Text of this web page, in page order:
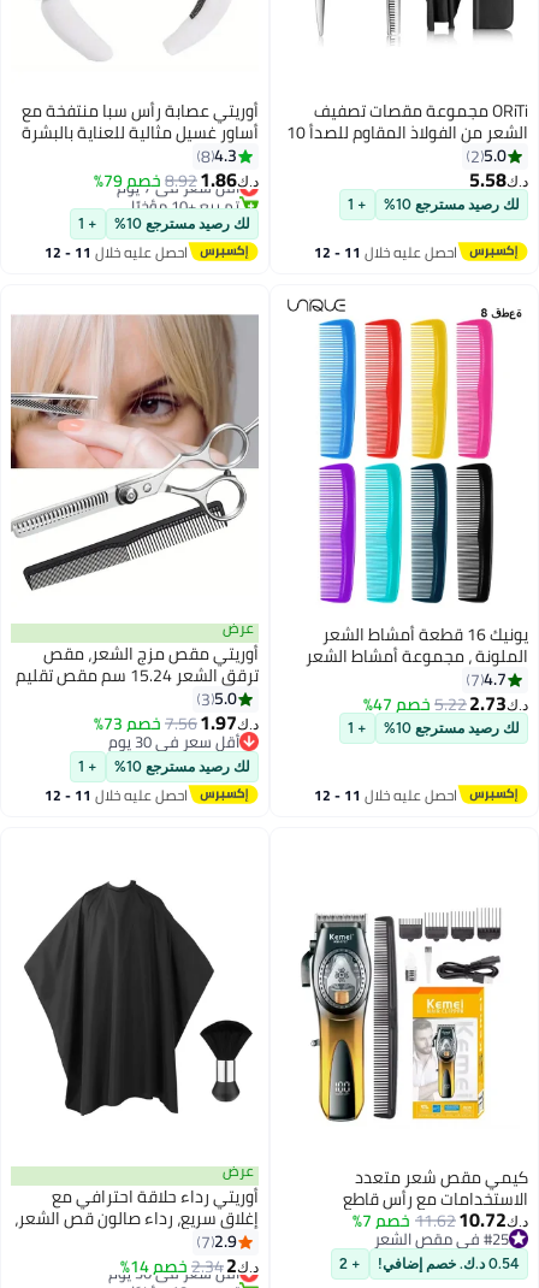
ORiTi مجموعة مقصات تصفيف
الشعر من الفولاذ المقاوم للصدأ 10
قطع للمحترفين قص الشعر الخفيف
للحلاقين
5.0
2
د.ك‏5.58
لك رصيد مسترجع 10% + 1
احصل عليه خلال 11 - 12
أوريتي عصابة رأس سبا منتفخة مع
أساور غسيل مثالية للعناية بالبشرة
والمكياج
4.3
8
د.ك‏1.86
8.92خصم 79%أقل سعر في 7 يوم
تم بيع +10 مؤخرًا
أقل سعر في 7 يوم
لك رصيد مسترجع 10% + 1
احصل عليه خلال 11 - 12
يونيك 16 قطعة أمشاط الشعر
الملونة ، مجموعة أمشاط الشعر
اثنين من نهاية البلاستيك غرامة
الأسنان مشط صغيرة لؤلؤية الصف
أمشاط الشعر للنساء والرجال ،
الملونة الخشنة ، مشط خلع الملابس
4.7
7
د.ك‏2.73
5.22خصم 47%
لك رصيد مسترجع 10% + 1
احصل عليه خلال 11 - 12
عرض
أوريتي مقص مزج الشعر، مقص
ترقق الشعر 15.24 سم مقص تقليم
الشعر المهني، مقص نسيج الشعر
للرجال والنساء والصالون والمنزل
5.0
3
د.ك‏1.97
7.56خصم 73%
أقل سعر في 30 يوم
أقل سعر في 30 يوم
لك رصيد مسترجع 10% + 1
احصل عليه خلال 11 - 12
كيمي مقص شعر متعدد
الاستخدامات مع رأس قاطع
KM-1768
د.ك‏10.72
11.62خصم 7%
#25 في مقص الشعر
#25 في مقص الشعر
0.54 د.ك. خصم إضافي! + 2
عرض
أوريتي رداء حلاقة احترافي مع
إغلاق سريع، رداء صالون قص الشعر،
مريلة تصفيف الشعر باللون الأسود،
فرشاة تنظيف الرقبة متضمنة
2.9
7
د.ك‏2
2.34خصم 14%
أقل سعر في 30 يوم